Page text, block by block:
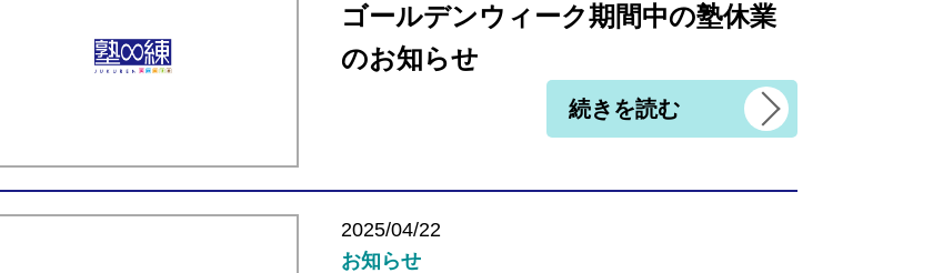
ゴールデンウィーク期間中の塾休業
のお知らせ
続きを読む
2025/04/22
お知らせ